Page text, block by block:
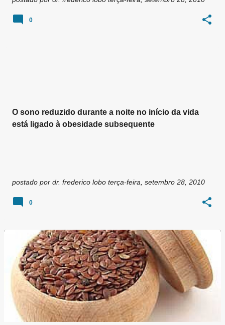
0
O sono reduzido durante a noite no início da vida
está ligado à obesidade subsequente
postado por dr. frederico lobo terça-feira, setembro 28, 2010
0